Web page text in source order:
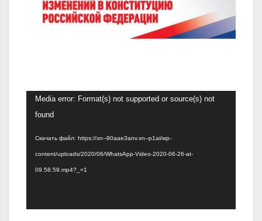
Видеоплеер
Media error: Format(s) not supported or source(s) not
found
Скачать файл: https://xn--90aae3anv.xn--p1ai/wp-
content/uploads/2020/06/WhatsApp-Video-2020-06-26-at-
09.58.59.mp4?_=1